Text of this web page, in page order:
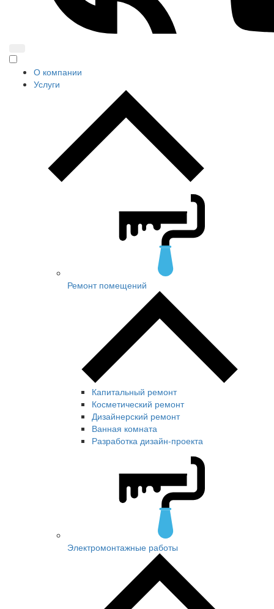
О компании
Услуги
Ремонт помещений
Капитальный ремонт
Косметический ремонт
Дизайнерский ремонт
Ванная комната
Разработка дизайн-проекта
Электромонтажные работы